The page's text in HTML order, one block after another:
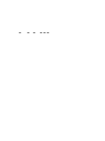
- - - ---